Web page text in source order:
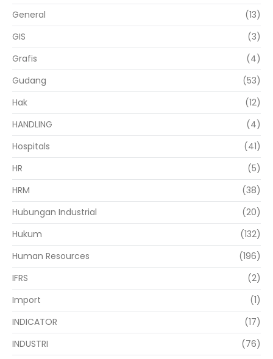
General
(13)
GIS
(3)
Grafis
(4)
Gudang
(53)
Hak
(12)
HANDLING
(4)
Hospitals
(41)
HR
(5)
HRM
(38)
Hubungan Industrial
(20)
Hukum
(132)
Human Resources
(196)
IFRS
(2)
Import
(1)
INDICATOR
(17)
INDUSTRI
(76)